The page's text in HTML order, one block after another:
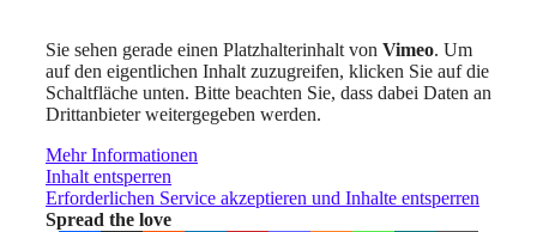
Sie sehen gerade einen Platzhalterinhalt von Vimeo. Um
auf den eigentlichen Inhalt zuzugreifen, klicken Sie auf die
Schaltfläche unten. Bitte beachten Sie, dass dabei Daten an
Drittanbieter weitergegeben werden.
Mehr Informationen
Inhalt entsperren
Erforderlichen Service akzeptieren und Inhalte entsperren
Spread the love